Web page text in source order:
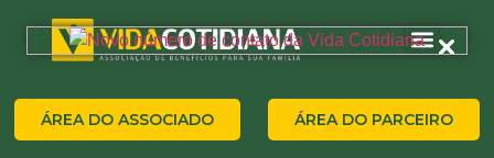
ÁREA DO ASSOCIADO ÁREA DO PARCEIRO